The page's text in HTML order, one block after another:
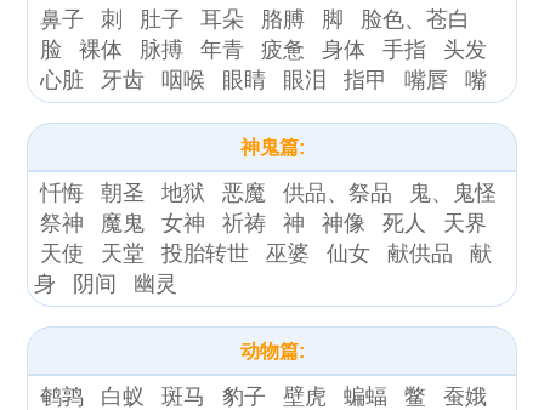
鼻子 刺 肚子 耳朵 胳膊 脚
脸色、苍白
脸
裸体 脉搏 年青 疲惫 身体 手指
头发
心脏
牙齿 咽喉 眼睛 眼泪 指甲 嘴唇 嘴
神鬼篇:
忏悔 朝圣 地狱 恶魔 供品、祭品
鬼、鬼怪
祭神
魔鬼 女神 祈祷 神 神像 死人
天界
天使
天堂 投胎转世 巫婆 仙女 献供品
献
身
阴间 幽灵
动物篇:
鹌鹑 白蚁 斑马 豹子 壁虎 蝙蝠 鳖
蚕娥